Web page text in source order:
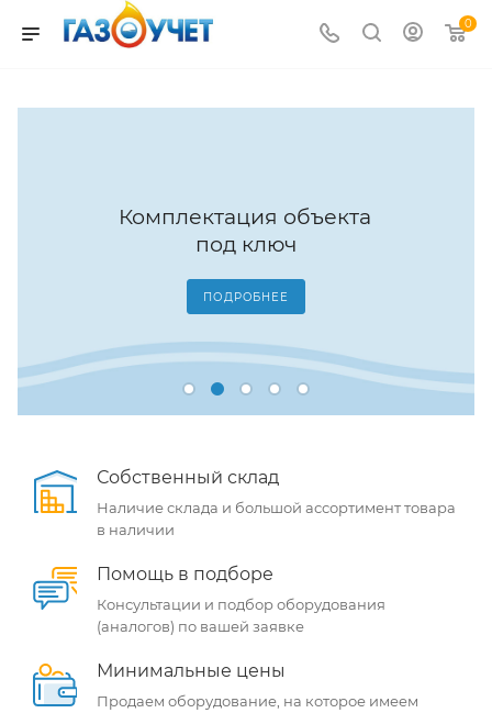
0
Комплектация объекта
под ключ
ПОДРОБНЕЕ
Собственный склад
Наличие склада и большой ассортимент товара
в наличии
Помощь в подборе
Консультации и подбор оборудования
(аналогов) по вашей заявке
Минимальные цены
Продаем оборудование, на которое имеем